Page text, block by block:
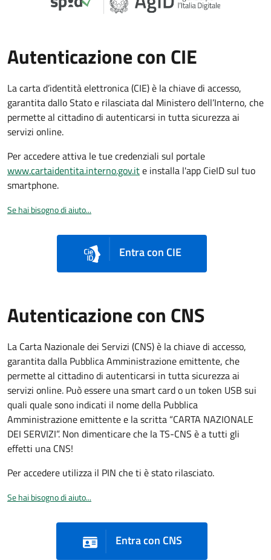
Autenticazione con CIE
La carta d’identità elettronica (CIE) è la chiave di accesso,
garantita dallo Stato e rilasciata dal Ministero dell’Interno, che
permette al cittadino di autenticarsi in tutta sicurezza ai
servizi online.
Per accedere attiva le tue credenziali sul portale
www.cartaidentita.interno.gov.ite installa l'app CieID sul tuo
smartphone.
Se hai bisogno di aiuto...
Entra con CIE
Autenticazione con CNS
La Carta Nazionale dei Servizi (CNS) è la chiave di accesso,
garantita dalla Pubblica Amministrazione emittente, che
permette al cittadino di autenticarsi in tutta sicurezza ai
servizi online. Può essere una smart card o un token USB sui
quali quale sono indicati il nome della Pubblica
Amministrazione emittente e la scritta “CARTA NAZIONALE
DEI SERVIZI”. Non dimenticare che la TS-CNS è a tutti gli
effetti una CNS!
Per accedere utilizza il PIN che ti è stato rilasciato.
Se hai bisogno di aiuto...
Entra con CNS